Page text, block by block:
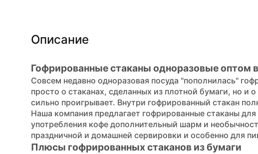
Описание
Гофрированные стаканы одноразовые оптом
Совсем недавно одноразовая посуда "пополнилась"
просто о стаканах, сделанных из плотной бумаги, но
сильно проигрывает. Внутри гофрированный стакан
Наша компания предлагает гофрированные стаканы
употребления кофе дополнительный шарм и
праздничной и домашней сервировки и особенно для
Плюсы гофрированных стаканов из бумаги